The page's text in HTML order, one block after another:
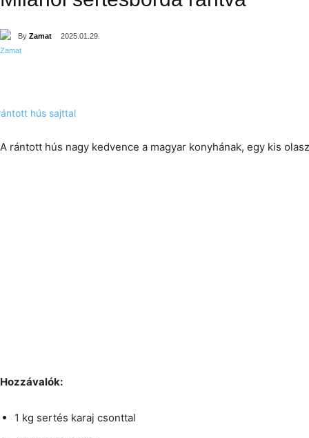
By Zamat 2025.01.29.
A rántott hús nagy kedvence a magyar konyhának, egy kis
Hozzávalók:
1 kg sertés karaj csonttal